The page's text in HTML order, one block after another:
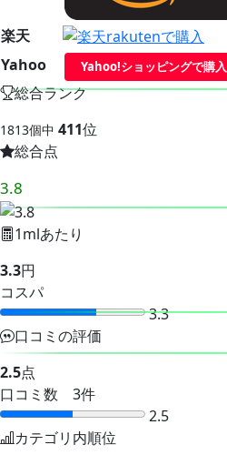
楽天
Yahoo
Yahoo!ショッピングで購入
総合ランク
1813個中 411位
総合点
3.8
1mlあたり
3.3円
コスパ
3.3
口コミの評価
2.5点
口コミ数 3件
2.5
カテゴリ内順位